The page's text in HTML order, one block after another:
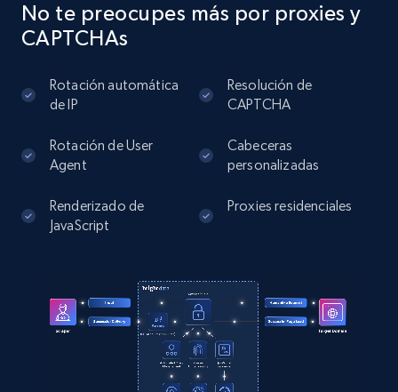
URL, User posted, Description, Hashtags, Num
comments, Date posted, Likes, Photos, and
13.2K+ Prueba gratuita
Instagram - Posts - Collects posts from a
specific URLs by using profile URL
1.6K+ Prueba gratuita
No te preocupes más por proxies y
CAPTCHAs
Rotación automática
de IP
Resolución de
CAPTCHA
Rotación de User
Agent
Cabeceras
personalizadas
Renderizado de
JavaScript
Proxies residenciales